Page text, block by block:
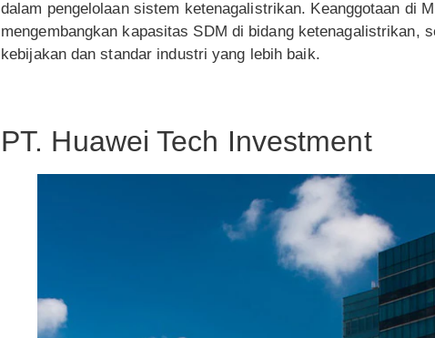
dalam pengelolaan sistem ketenagalistrikan. Keanggotaan di
mengembangkan kapasitas SDM di bidang ketenagalistrikan,
kebijakan dan standar industri yang lebih baik.
PT. Huawei Tech Investment